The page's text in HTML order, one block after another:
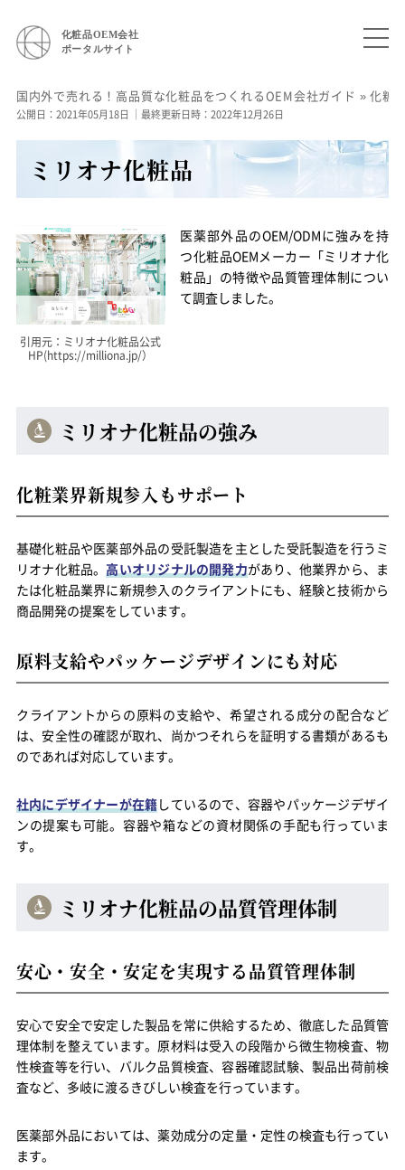
化粧品OEM会社
ポータルサイト
国内外で売れる！高品質な化粧品をつくれるOEM会社ガイド »化粧
公開日：2021年05月18日 ｜最終更新日時：2022年12月26日
ミリオナ化粧品
引用元：ミリオナ化粧品公式
HP(https://milliona.jp/）
医薬部外品のOEM/ODMに強みを持
つ化粧品OEMメーカー「ミリオナ化
粧品」の特徴や品質管理体制につい
て調査しました。
ミリオナ化粧品の強み
化粧業界新規参入もサポート
基礎化粧品や医薬部外品の受託製造を主とした受託製造を行うミ
リオナ化粧品。 高いオリジナルの開発力があり、他業界から、ま
たは化粧品業界に新規参入のクライアントにも、経験と技術から
商品開発の提案をしています。
原料支給やパッケージデザインにも対応
クライアントからの原料の支給や、希望される成分の配合など
は、安全性の確認が取れ、尚かつそれらを証明する書類があるも
のであれば対応しています。
社内にデザイナーが在籍しているので、容器やパッケージデザイ
ンの提案も可能。容器や箱などの資材関係の手配も行っていま
す。
ミリオナ化粧品の品質管理体制
安心・安全・安定を実現する品質管理体制
安心で安全で安定した製品を常に供給するため、徹底した品質管
理体制を整えています。原材料は受入の段階から微生物検査、物
性検査等を行い、バルク品質検査、容器確認試験、製品出荷前検
査など、多岐に渡るきびしい検査を行っています。
医薬部外品においては、薬効成分の定量・定性の検査も行ってい
ます。